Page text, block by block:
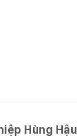
Hùng Hậu